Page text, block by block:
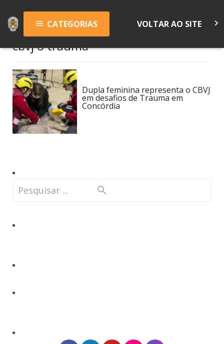
menu CATEGORIAS VOLTAR AO SITE keyboard_arrow_right
cbvj o trauma
Dupla feminina representa o CBVJ
em desafios de Trauma em
Concórdia